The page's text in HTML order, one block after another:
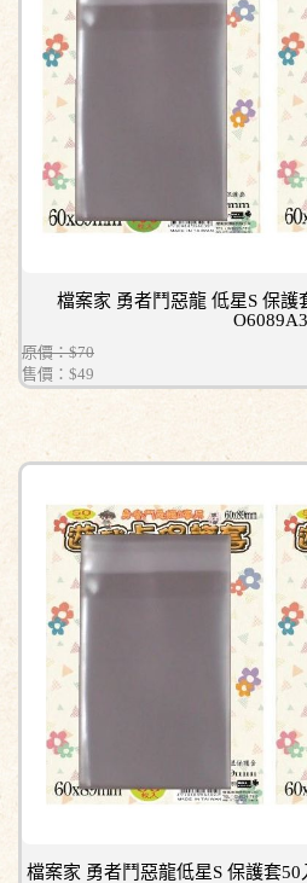
檔案家 勇者鬥惡龍 低星S 保護
O6089A3
原價：$70
售價： $49
檔案家 勇者鬥惡龍低星S 保護套